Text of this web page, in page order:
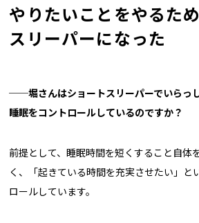
やりたいことをやるた
スリーパーになった
──堀さんはショートスリーパーでいらっ
睡眠をコントロールしているのですか？
前提として、睡眠時間を短くすること自体
く、「起きている時間を充実させたい」と
ロールしています。